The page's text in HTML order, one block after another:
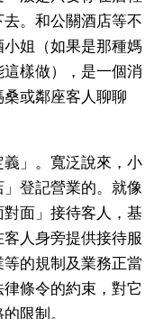
。和公關酒店等不
姐（如果是那種媽
樣做），是一個消
或鄰座客人聊聊
」。寬泛說來，小
登記營業的。就像
面」接待客人，基
人身旁提供接待服
的規制及業務正當
條令的約束，對它
限制。